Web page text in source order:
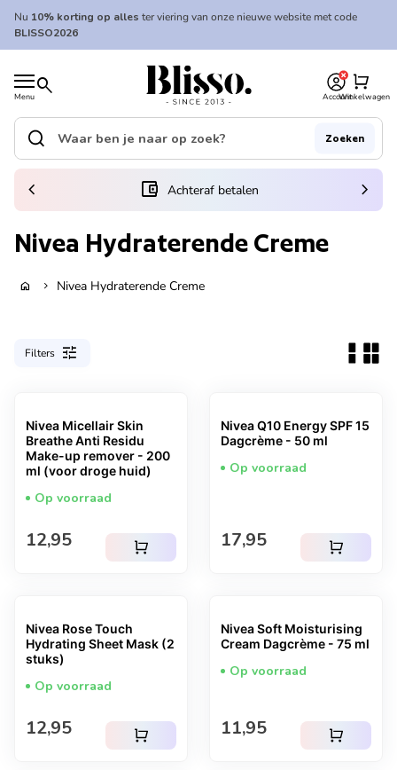
Overslaan naar inhoud
Nu 10% korting op alles ter viering van onze nieuwe website met code
BLISSO2026
Menu search
Home
AccountWinkelwagen
shopping_cart
Home
Zoek op"
search Zoeken
(link opent in nieuw tabblad/venster)
account_balance_wallet Achteraf betalen
chevron_left chevron_right
Nivea Hydraterende Creme
home chevron_right Nivea Hydraterende Creme
Filters tune
Nivea Micellair Skin
Breathe Anti Residu
Make-up remover - 200
ml (voor droge huid)
Op voorraad
Normale prijs
12,95 shopping_cart
Nivea Q10 Energy SPF 15
Dagcrème - 50 ml
Op voorraad
Normale prijs
17,95 shopping_cart
Nivea Rose Touch
Hydrating Sheet Mask (2
stuks)
Op voorraad
Normale prijs
12,95 shopping_cart
Nivea Soft Moisturising
Cream Dagcrème - 75 ml
Op voorraad
Normale prijs
11,95 shopping_cart